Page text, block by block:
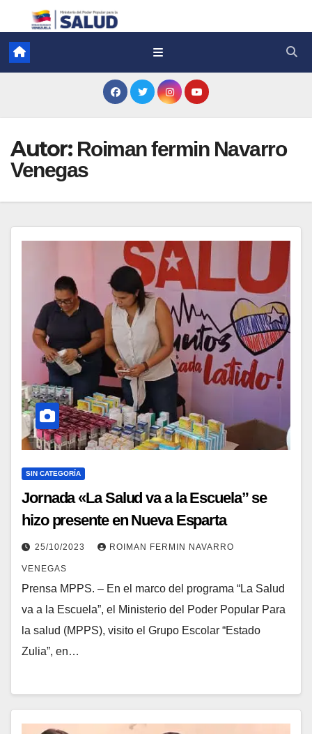
Autor: Roiman fermin Navarro
Venegas
SIN CATEGORÍA
Jornada «La Salud va a la Escuela” se
hizo presente en Nueva Esparta
25/10/2023 ROIMAN FERMIN NAVARRO
VENEGAS
Prensa MPPS. – En el marco del programa “La Salud
va a la Escuela”, el Ministerio del Poder Popular Para
la salud (MPPS), visito el Grupo Escolar “Estado
Zulia”, en…